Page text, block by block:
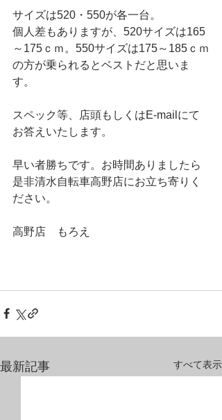
サイズは520・550が各一台。
個人差もありますが、520サイズは165
～175ｃｍ。550サイズは175～185ｃｍ
の方が乗られるとベストだと思いま
す。
スペック等、店頭もしくはE-mailにて
お答えいたします。
早い者勝ちです。お時間ありましたら
是非清水自転車高野店にお立ち寄りく
ださい。
高野店　もろえ
最新記事 すべて表示